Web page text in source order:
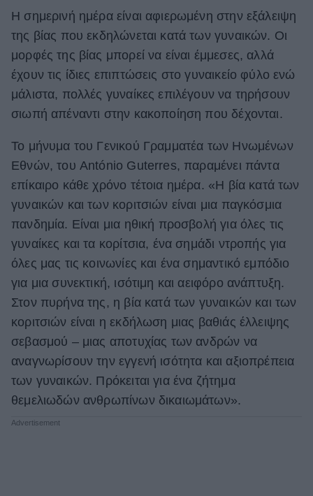
Cooking
Green
Αφιερώματα
ΒΟΞ
Χωρίς Ταμπέλες
Women's Forum
Hautes Grecians
Γάμος
Market News
Η σημερινή ημέρα είναι αφιερωμένη στην εξάλειψη
της βίας που εκδηλώνεται κατά των γυναικών. Οι
μορφές της βίας μπορεί να είναι έμμεσες, αλλά
έχουν τις ίδιες επιπτώσεις στο γυναικείο φύλο ενώ
μάλιστα, πολλές γυναίκες επιλέγουν να τηρήσουν
σιωπή απέναντι στην κακοποίηση που δέχονται.
Το μήνυμα του Γενικού Γραμματέα των Ηνωμένων
Εθνών, του António Guterres, παραμένει πάντα
επίκαιρο κάθε χρόνο τέτοια ημέρα. «Η βία κατά των
γυναικών και των κοριτσιών είναι μια παγκόσμια
πανδημία. Είναι μια ηθική προσβολή για όλες τις
γυναίκες και τα κορίτσια, ένα σημάδι ντροπής για
όλες μας τις κοινωνίες και ένα σημαντικό εμπόδιο
για μια συνεκτική, ισότιμη και αειφόρο ανάπτυξη.
Στον πυρήνα της, η βία κατά των γυναικών και των
κοριτσιών είναι η εκδήλωση μιας βαθιάς έλλειψης
σεβασμού – μιας αποτυχίας των ανδρών να
αναγνωρίσουν την εγγενή ισότητα και αξιοπρέπεια
των γυναικών. Πρόκειται για ένα ζήτημα
θεμελιωδών ανθρωπίνων δικαιωμάτων».